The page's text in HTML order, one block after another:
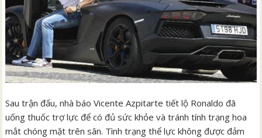
Sau trận đấu, nhà báo Vicente Azpitarte tiết lộ Ronaldo đã
uống thuốc trợ lực để có đủ sức khỏe và tránh tính trạng hoa
mắt chóng mặt trên sân. Tình trạng thể lực không được đảm